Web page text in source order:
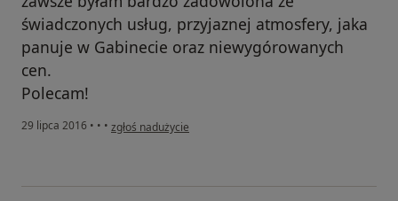
świadczonych usług, przyjaznej atmosfery, jaka
panuje w Gabinecie oraz niewygórowanych
cen.
Polecam!
29 lipca 2016 • • • w opinii użytkownika Konto zostało usunięte
zgłoś nadużycie